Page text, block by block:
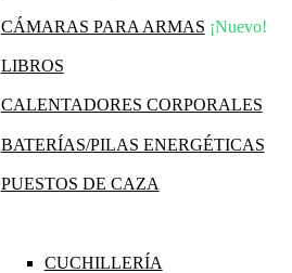
CÁMARAS PARA ARMAS ¡Nuevo!
LIBROS
CALENTADORES CORPORALES
BATERÍAS/PILAS ENERGÉTICAS
PUESTOS DE CAZA
CUCHILLERÍA